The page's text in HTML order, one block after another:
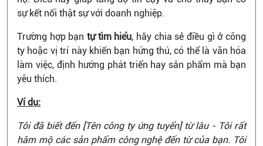
sự kết nối thật sự với doanh nghiệp.
Trường hợp bạn tự tìm hiểu, hãy chia sẻ điều gì ở công
ty hoặc vị trí này khiến bạn hứng thú, có thể là văn hóa
làm việc, định hướng phát triển hay sản phẩm mà bạn
yêu thích.
Ví dụ:
Tôi đã biết đến [Tên công ty ứng tuyển] từ lâu - Tôi rất
hâm mộ các sản phẩm công nghệ đến từ của bạn. Tôi